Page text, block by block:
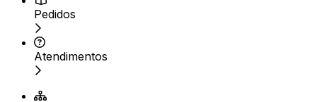
Pedidos
Atendimentos